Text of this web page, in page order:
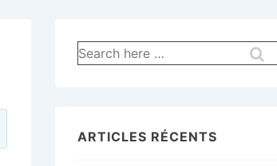
Recherche
pour:
ARTICLES RÉCENTS